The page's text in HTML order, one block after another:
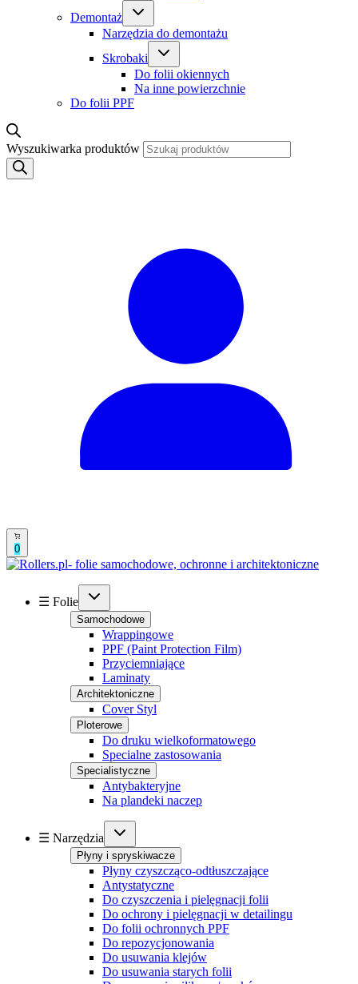
Demontaż
Narzędzia do demontażu
Skrobaki
Do folii okiennych
Na inne powierzchnie
Do folii PPF
Wyszukiwarka produktów
0
☰ Folie
Samochodowe
Wrappingowe
PPF (Paint Protection Film)
Przyciemniające
Laminaty
Architektoniczne
Cover Styl
Ploterowe
Do druku wielkoformatowego
Specialne zastosowania
Specialistyczne
Antybakteryjne
Na plandeki naczep
☰ Narzędzia
Płyny i spryskiwacze
Płyny czyszcząco-odtłuszczające
Antystatyczne
Do czyszczenia i pielęgnacji folii
Do ochrony i pielęgnacji w detailingu
Do folii ochronnych PPF
Do repozycjonowania
Do usuwania klejów
Do usuwania starych folii